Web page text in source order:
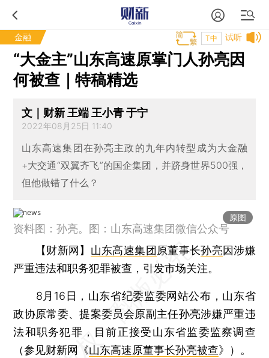
金融 试听
T中
“大金主”山东高速原掌门人孙亮因
何被查｜特稿精选
文｜财新 王端 王小青 于宁
2022年08月25日 11:40
山东高速集团在孙亮主政的九年内转型成为大金融
+大交通“双翼齐飞”的国企集团，并跻身世界500强，
但他做错了什么？
原图
资料图：孙亮。图：山东高速集团微信公众号
【财新网】 山东高速集团 原董事长孙亮因涉嫌
严重违法和职务犯罪被查，引发市场关注。
8月16日，山东省纪委监委网站公布，山东省
政协原常委、提案委员会原副主任孙亮涉嫌严重违
法和职务犯罪，目前正接受山东省监委监察调查
（参见财新网《山东高速原董事长孙亮被查》）。